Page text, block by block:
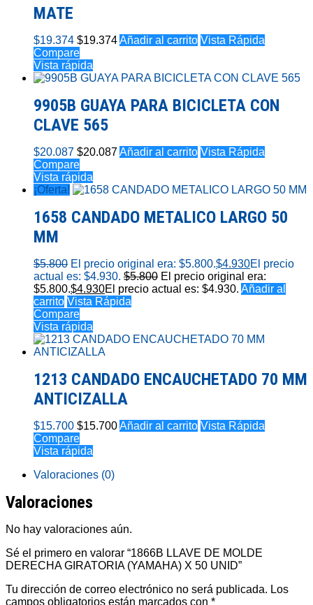
MATE
$19.374 $19.374Añadir al carrito Vista Rápida
Compare
Vista rápida
9905B GUAYA PARA BICICLETA CON
CLAVE 565
$20.087 $20.087Añadir al carrito Vista Rápida
Compare
Vista rápida
¡Oferta!
1658 CANDADO METALICO LARGO 50
MM
$5.800 El precio original era: $5.800.$4.930El precio
actual es: $4.930. $5.800 El precio original era:
$5.800.$4.930El precio actual es: $4.930. Añadir al
carrito Vista Rápida
Compare
Vista rápida
1213 CANDADO ENCAUCHETADO 70 MM
ANTICIZALLA
$15.700 $15.700Añadir al carrito Vista Rápida
Compare
Vista rápida
Valoraciones (0)
Valoraciones
No hay valoraciones aún.
Sé el primero en valorar “1866B LLAVE DE MOLDE
DERECHA GIRATORIA (YAMAHA) X 50 UNID”
Tu dirección de correo electrónico no será publicada. Los
campos obligatorios están marcados con *